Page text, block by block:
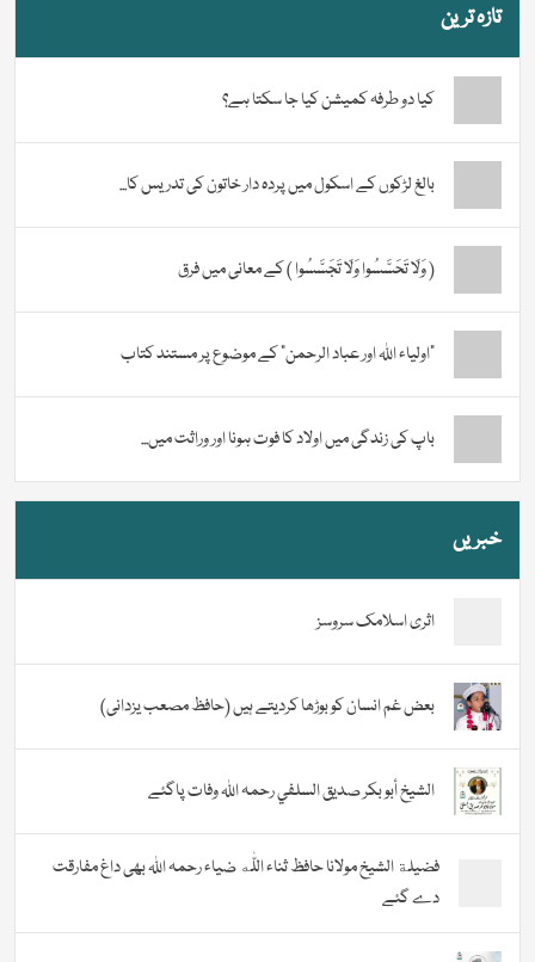
تازہ ترین
کیا دو طرفہ کمیشن کیا جا سکتا ہے؟
بالغ لڑکوں کے اسکول میں پردہ دار خاتون کی تدریس کا...
( وَلَا تَحَسَّسُوا وَلَا تَجَسَّسُوا ) کے معانی میں فرق
“اولیاء اللہ اور عباد الرحمن” کے موضوع پر مستند کتاب
باپ کی زندگی میں اولاد کا فوت ہونا اور وراثت میں...
خبریں
اثری اسلامک سروسز
بعض غم انسان کو بوڑھا کردیتے ہیں (حافظ مصعب یزدانی)
الشيخ أبو بكر صديق السلفي رحمہ اللہ وفات پاگئے
فضیلة الشيخ مولانا حافظ ثناء اللّٰه ضیاء رحمہ اللہ بھی داغ مفارقت
دے گئے